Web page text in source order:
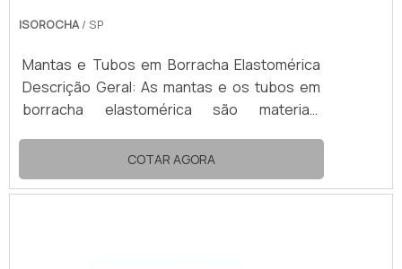
ISOROCHA/ SP
Mantas e Tubos em Borracha Elastomérica
Descrição Geral: As mantas e os tubos em
borracha elastomérica são materiais
desempenho térmico, especialmente
desenvolvidos para sistemas de
refrigeração, ar condicionado (HVAC), água
COTAR AGORA